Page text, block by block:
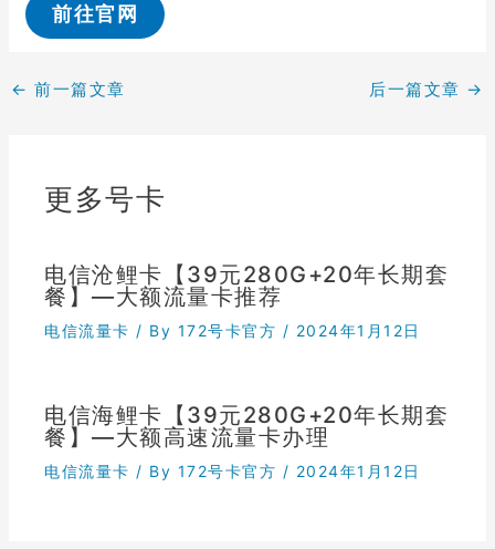
前往官网
← 前一篇文章 后一篇文章 →
更多号卡
电信沧鲤卡【39元280G+20年长期套
餐】—大额流量卡推荐
电信流量卡 / By 172号卡官方 / 2024年1月12日
电信海鲤卡【39元280G+20年长期套
餐】—大额高速流量卡办理
电信流量卡 / By 172号卡官方 / 2024年1月12日